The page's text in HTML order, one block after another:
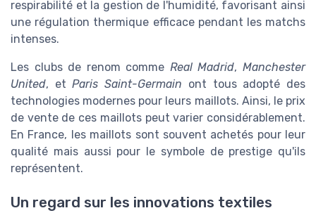
respirabilité et la gestion de l'humidité, favorisant ainsi
une régulation thermique efficace pendant les matchs
intenses.
Les clubs de renom comme Real Madrid,Manchester
United, etParis Saint-Germain ont tous adopté des
technologies modernes pour leurs maillots. Ainsi, le prix
de vente de ces maillots peut varier considérablement.
En France, les maillots sont souvent achetés pour leur
qualité mais aussi pour le symbole de prestige qu'ils
représentent.
Un regard sur les innovations textiles